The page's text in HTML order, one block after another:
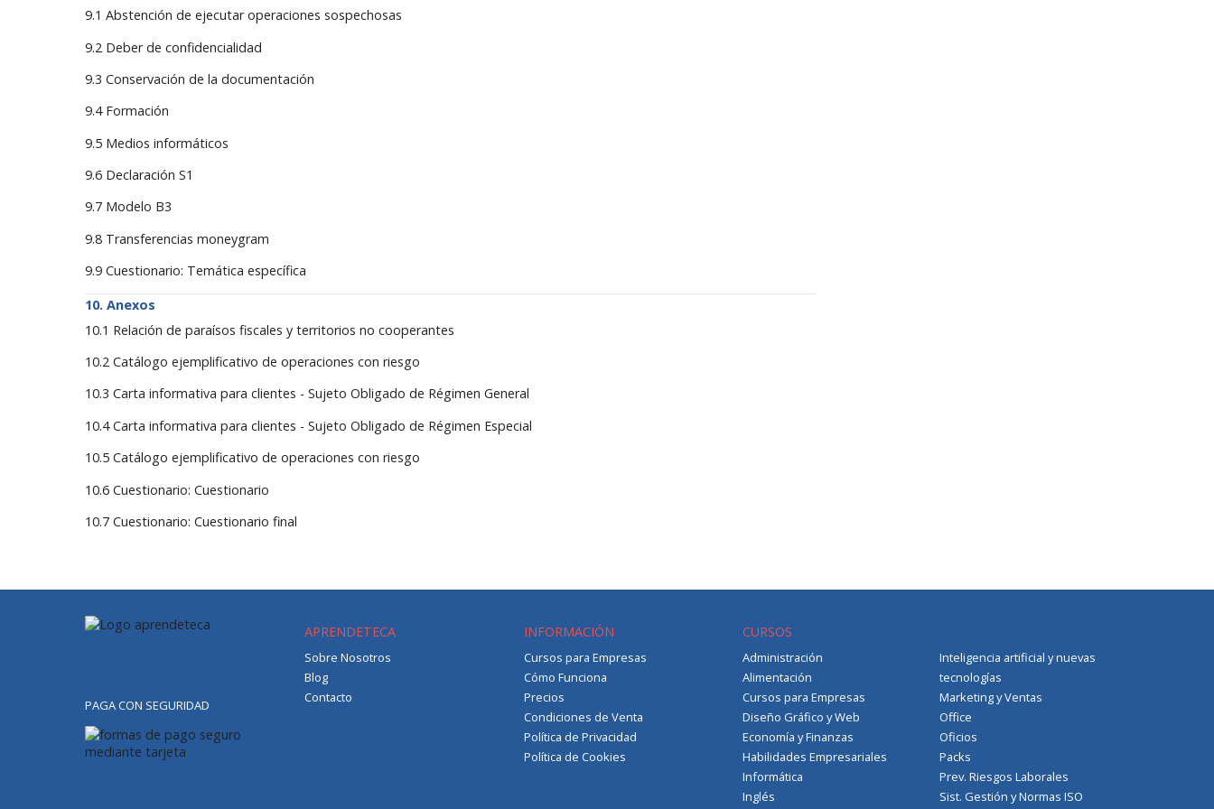
9.1 Abstención de ejecutar operaciones sospechosas
9.2 Deber de confidencialidad
9.3 Conservación de la documentación
9.4 Formación
9.5 Medios informáticos
9.6 Declaración S1
9.7 Modelo B3
9.8 Transferencias moneygram
9.9 Cuestionario: Temática específica
Anexos
10.1 Relación de paraísos fiscales y territorios no cooperantes
10.2 Catálogo ejemplificativo de operaciones con riesgo
10.3 Carta informativa para clientes - Sujeto Obligado de Régimen General
10.4 Carta informativa para clientes - Sujeto Obligado de Régimen Especial
10.5 Catálogo ejemplificativo de operaciones con riesgo
10.6 Cuestionario: Cuestionario
10.7 Cuestionario: Cuestionario final
PAGA CON SEGURIDAD
APRENDETECA
Sobre Nosotros
Blog
Contacto
INFORMACIÓN
Cursos para Empresas
Cómo Funciona
Precios
Condiciones de Venta
Política de Privacidad
Política de Cookies
CURSOS
Administración
Alimentación
Cursos para Empresas
Diseño Gráfico y Web
Economía y Finanzas
Habilidades Empresariales
Informática
Inglés
Inteligencia artificial y nuevas
tecnologías
Marketing y Ventas
Office
Oficios
Packs
Prev. Riesgos Laborales
Sist. Gestión y Normas ISO